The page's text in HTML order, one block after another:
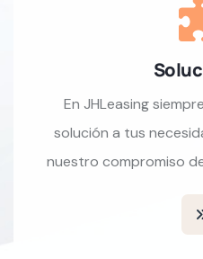
En JHLeasing
solución a tus
nuestro compromiso